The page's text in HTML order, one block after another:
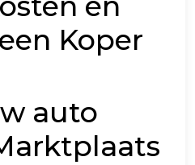
Koper
auto